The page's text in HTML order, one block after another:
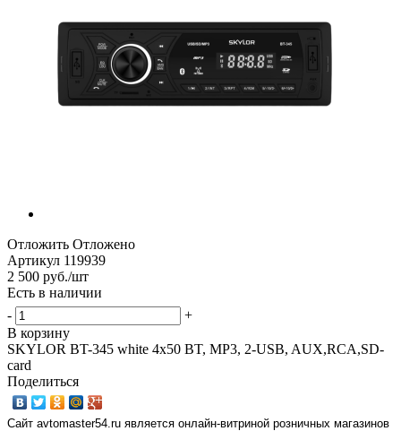
Отложить Отложено
Артикул 119939
2 500 руб./шт
Есть в наличии
-
+
В корзину
SKYLOR BT-345 white 4x50 BT, MP3, 2-USB, AUX,RCA,SD-
card
Поделиться
Сайт avtomaster54.ru является онлайн-витриной розничных магазинов